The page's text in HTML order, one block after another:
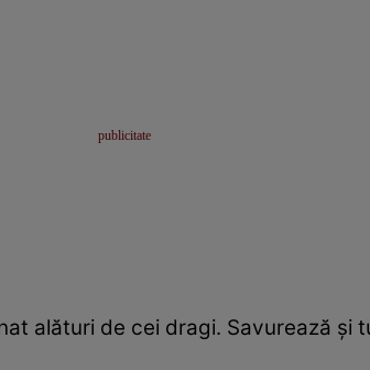
alături de cei dragi. Savurează şi